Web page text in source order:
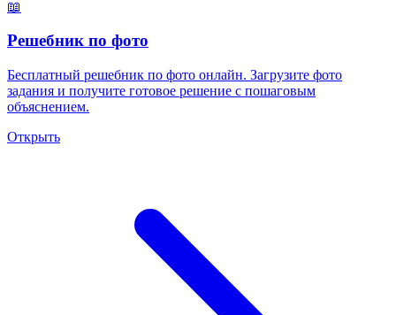
📖
Решебник по фото
Бесплатный решебник по фото онлайн. Загрузите фото
задания и получите готовое решение с пошаговым
объяснением.
Открыть